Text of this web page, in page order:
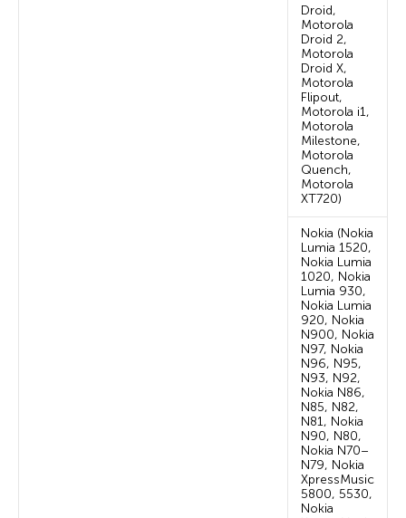
Droid,
Motorola
Droid 2,
Motorola
Droid X,
Motorola
Flipout,
Motorola i1,
Motorola
Milestone,
Motorola
Quench,
Motorola
XT720)
Nokia (Nokia
Lumia 1520,
Nokia Lumia
1020, Nokia
Lumia 930,
Nokia Lumia
920, Nokia
N900, Nokia
N97, Nokia
N96, N95,
N93, N92,
Nokia N86,
N85, N82,
N81, Nokia
N90, N80,
Nokia N70–
N79, Nokia
XpressMusic
5800, 5530,
Nokia